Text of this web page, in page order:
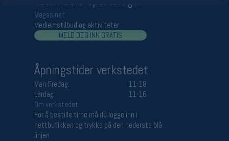
Magasinet
Medlemstilbud og aktiviteter
MELD DEG INN GRATIS
Åpningstider verkstedet
Man-Fredag:
11-18
Lørdag:
11-16
Om verkstedet
For å bestille time må du logge inn i
nettbutikken og trykke på den nederste blå
linjen